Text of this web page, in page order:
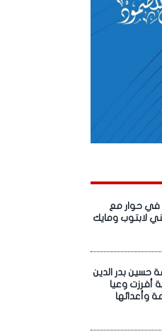
في حوار مع
لابتوب ومايك
حسين بدر الدين
أفرزت وعيا
وأعدائها